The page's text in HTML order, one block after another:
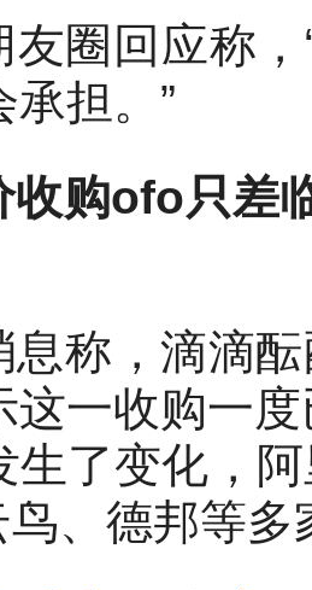
友圈回应称
担。”
收购ofo只差
息称，滴滴
这一收购一
生了变化，
、德邦等